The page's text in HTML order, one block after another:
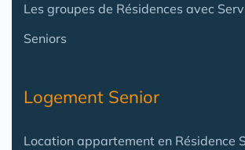
Les groupes de Résidences avec
Seniors
Logement Senior
Location appartement en Résidence